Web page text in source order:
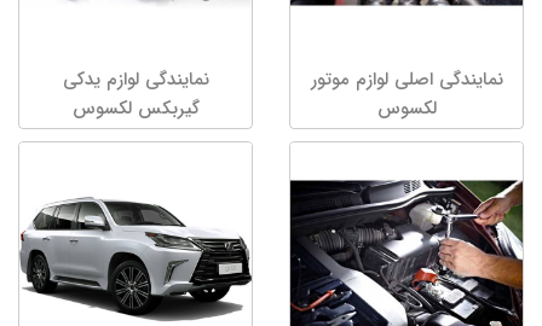
نمایندگی اصلی لوازم موتور
لکسوس
نمایندگی لوازم یدکی
گیربکس لکسوس